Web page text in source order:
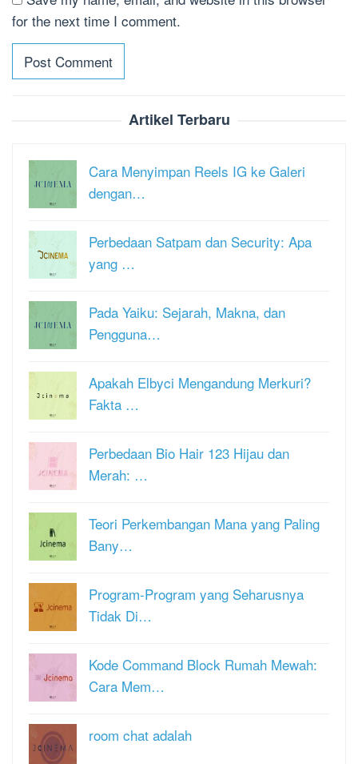
for the next time I comment.
Artikel Terbaru
Cara Menyimpan Reels IG ke Galeri
dengan…
Perbedaan Satpam dan Security: Apa
yang …
Pada Yaiku: Sejarah, Makna, dan
Pengguna…
Apakah Elbyci Mengandung Merkuri?
Fakta …
Perbedaan Bio Hair 123 Hijau dan
Merah: …
Teori Perkembangan Mana yang Paling
Bany…
Program-Program yang Seharusnya
Tidak Di…
Kode Command Block Rumah Mewah:
Cara Mem…
room chat adalah